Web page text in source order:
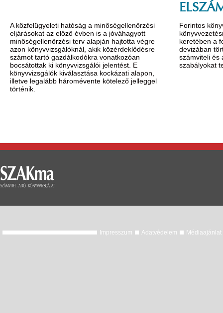
A közfelügyeleti hatóság a minőségellenőrzési
eljárásokat az előző évben is a jóváhagyott
minőségellenőrzési terv alapján hajtotta végre
azon könyvvizsgálóknál, akik közérdeklődésre
számot tartó gazdálkodókra vonatkozóan
bocsátottak ki könyvvizsgálói jelentést. E
könyvvizsgálók kiválasztása kockázati alapon,
illetve legalább háromévente kötelező jelleggel
történik.
Forintos
keretében a
devizában
számviteli és
szabályokat
Impresszum Adatvédelem Médiaajánlat